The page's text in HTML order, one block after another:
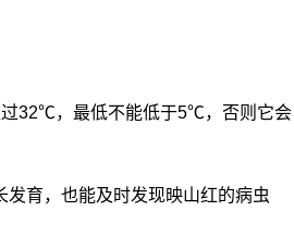
32℃，最低不能低于5℃，否则它会
育，也能及时发现映山红的病虫